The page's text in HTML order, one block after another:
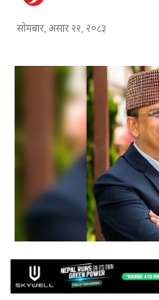
सोमबार, असार २२, २०८३